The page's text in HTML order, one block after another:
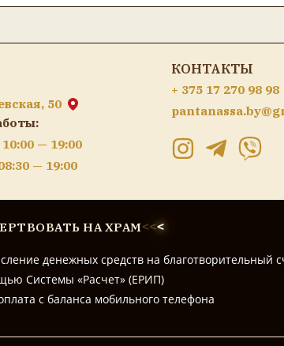
50
— 19:00
— 19:00
КОНТАКТЫ
+ 375 17 270 98 98
НА ХРАМ<<<
денежных средств на благотворительный
Системы «Расчет» (ЕРИП)
с баланса мобильного телефона